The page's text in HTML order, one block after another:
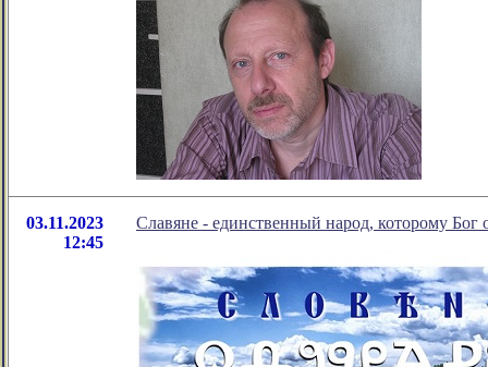
03.11.2023
12:45
Славяне - единственный народ, которому Бог